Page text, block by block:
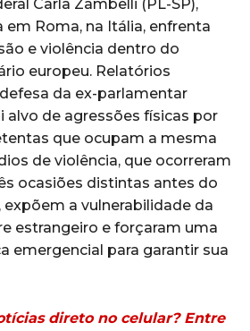
Carla Zambelli (PL-SP),
Roma, na Itália, enfrenta
e violência dentro do
europeu. Relatórios
da ex-parlamentar
alvo de agressões físicas por
que ocupam a mesma
de violência, que ocorreram
ocasiões distintas antes do
a vulnerabilidade da
estrangeiro e forçaram uma
emergencial para garantir sua
direto no celular? Entre